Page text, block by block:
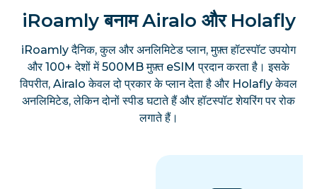
iRoamly बनाम Airalo और Holafly
iRoamly दैनिक, कुल और अनलिमिटेड प्लान, मुफ़्त हॉटस्पॉट उपयोग
और 100+ देशों में 500MB मुफ़्त eSIM प्रदान करता है। इसके
विपरीत, Airalo केवल दो प्रकार के प्लान देता है और Holafly केवल
अनलिमिटेड, लेकिन दोनों स्पीड घटाते हैं और हॉटस्पॉट शेयरिंग पर रोक
लगाते हैं।